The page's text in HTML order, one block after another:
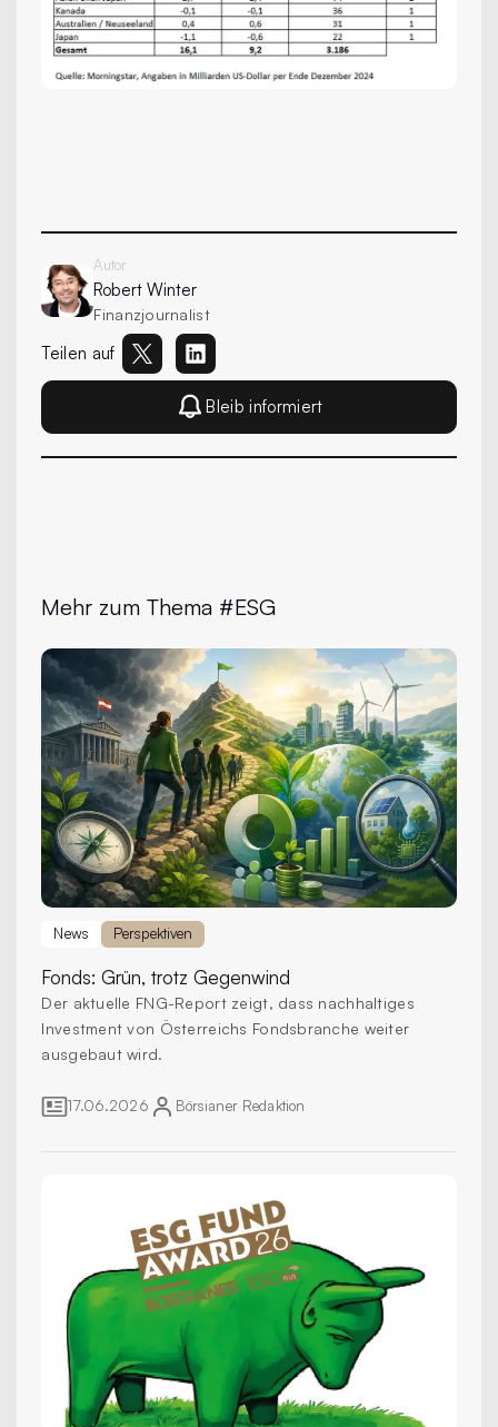
Autor
Robert Winter
Finanzjournalist
Teilen auf
Bleib informiert
Mehr zum Thema #ESG
News Perspektiven
Fonds: Grün, trotz Gegenwind
Der aktuelle FNG-Report zeigt, dass nachhaltiges
Investment von Österreichs Fondsbranche weiter
ausgebaut wird.
17.06.2026 Börsianer Redaktion